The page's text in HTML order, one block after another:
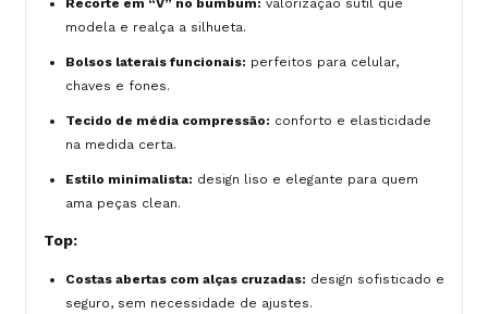
modela e realça a silhueta.
Bolsos laterais funcionais: perfeitos para celular,
chaves e fones.
Tecido de média compressão: conforto e elasticidade
na medida certa.
Estilo minimalista: design liso e elegante para quem
ama peças clean.
Top:
Costas abertas com alças cruzadas: design sofisticado e
seguro, sem necessidade de ajustes.